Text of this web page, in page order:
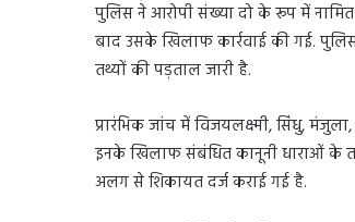
पुलिस ने आरोपी संख्या दो के रूप में
बाद उसके खिलाफ कार्रवाई की गई.
तथ्यों की पड़ताल जारी है.
प्रारंभिक जांच में विजयलक्ष्मी, सिंधु,
इनके खिलाफ संबंधित कानूनी धाराओं के
अलग से शिकायत दर्ज कराई गई है.